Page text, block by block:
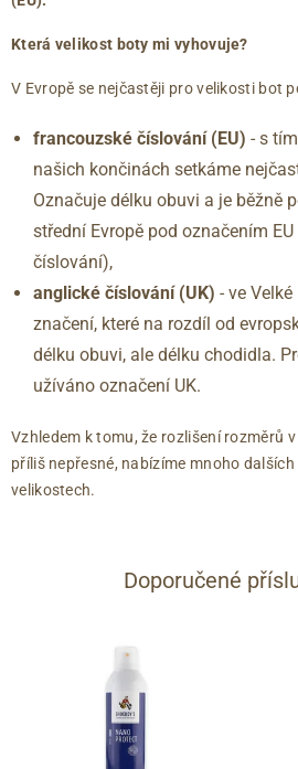
42
42.5
44
44.5
45
46
46.5
47
8
9.5
10
10.5
11
12
Která velikost boty mi vyhovuje?
V Evropě se nejčastěji pro velikosti bot
francouzské číslování (EU) - s
našich končinách setkáme
Označuje délku obuvi a je běžně
střední Evropě pod označením
číslování),
anglické číslování (UK) - ve
značení, které na rozdíl od
délku obuvi, ale délku chodidla.
užíváno označení UK.
Vzhledem k tomu, že rozlišení rozměrů
příliš nepřesné, nabízíme mnoho
velikostech.
Doporučené